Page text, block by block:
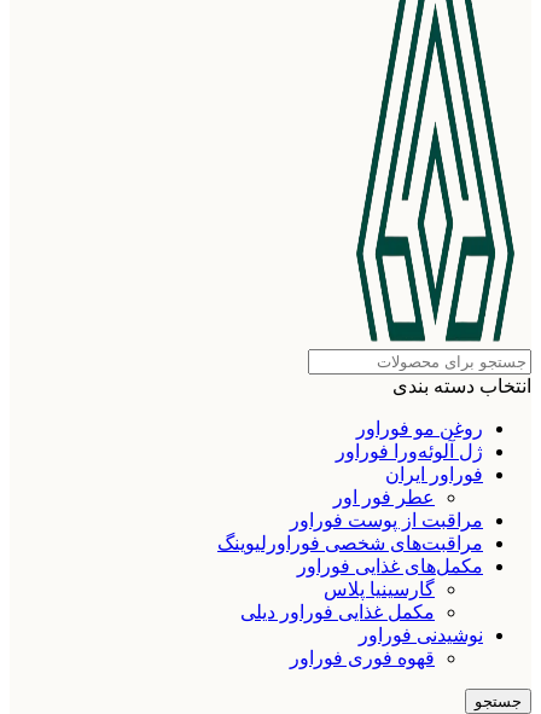
انتخاب دسته بندی
روغن مو فوراور
ژل آلوئه‌ورا فوراور
فوراور ایران
عطر فور اور
مراقبت از پوست فوراور
مراقبت‌های شخصی فوراورلیوینگ
مکمل‌های غذایی فوراور
گارسینیا پلاس
مکمل غذایی فوراور دیلی
نوشیدنی فوراور
قهوه فوری فوراور
جستجو